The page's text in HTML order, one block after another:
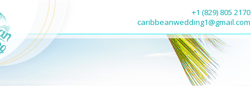
+1 (829) 805 2170
caribbeanwedding1@gmail.com